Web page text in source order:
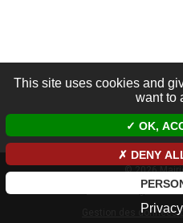
© 2026
Mentions légales et
Gestion des données
This site uses cookies and
want to
OK,
DENY